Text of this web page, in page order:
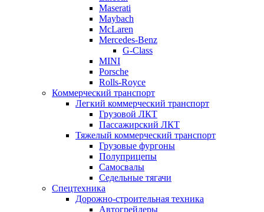
Maserati
Maybach
McLaren
Mercedes-Benz
G-Class
MINI
Porsche
Rolls-Royce
Коммерческий транспорт
Легкий коммерческий транспорт
Грузовой ЛКТ
Пассажирский ЛКТ
Тяжелый коммерческий транспорт
Грузовые фургоны
Полуприцепы
Самосвалы
Седельные тягачи
Спецтехника
Дорожно-строительная техника
Автогрейдеры